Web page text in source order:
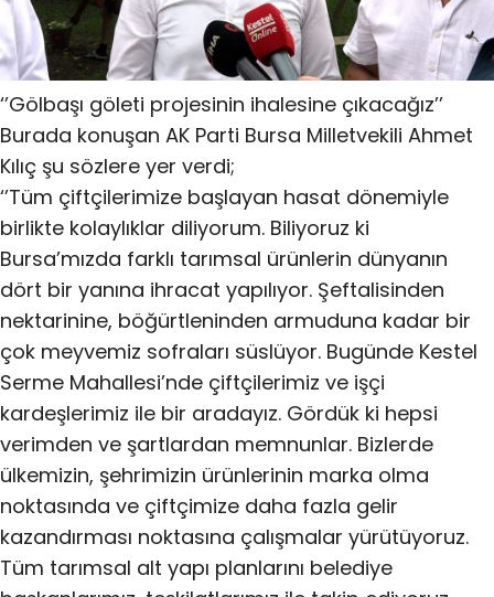
‘’Gölbaşı göleti projesinin ihalesine çıkacağız’’
Burada konuşan AK Parti Bursa Milletvekili Ahmet
Kılıç şu sözlere yer verdi;
‘’Tüm çiftçilerimize başlayan hasat dönemiyle
birlikte kolaylıklar diliyorum. Biliyoruz ki
Bursa’mızda farklı tarımsal ürünlerin dünyanın
dört bir yanına ihracat yapılıyor. Şeftalisinden
nektarinine, böğürtleninden armuduna kadar bir
çok meyvemiz sofraları süslüyor. Bugünde Kestel
Serme Mahallesi’nde çiftçilerimiz ve işçi
kardeşlerimiz ile bir aradayız. Gördük ki hepsi
verimden ve şartlardan memnunlar. Bizlerde
ülkemizin, şehrimizin ürünlerinin marka olma
noktasında ve çiftçimize daha fazla gelir
kazandırması noktasına çalışmalar yürütüyoruz.
Tüm tarımsal alt yapı planlarını belediye